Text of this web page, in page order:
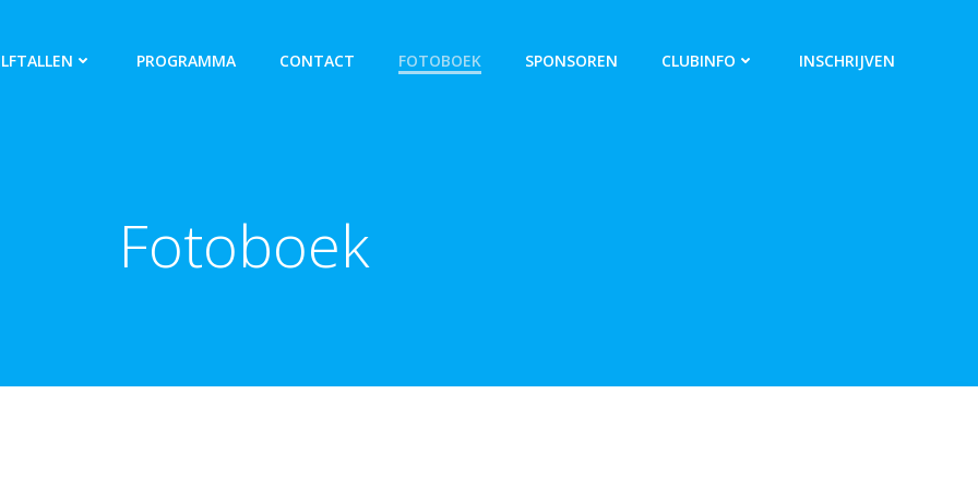
PROGRAMMA CONTACT FOTOBOEK SPONSOREN CLUBINFO INSCHRIJVEN
Fotoboek